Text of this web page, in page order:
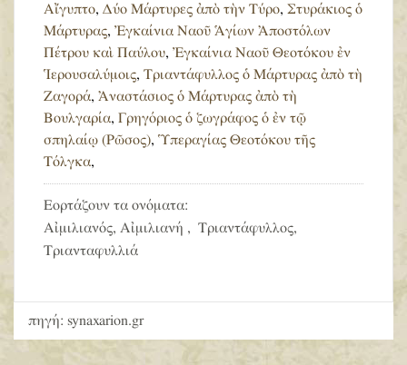
Αἴγυπτο, Δύο Μάρτυρες ἀπὸ τὴν Τύρο, Στυράκιος ὁ
Μάρτυρας, Ἐγκαίνια Ναοῦ Ἁγίων Ἀποστόλων
Πέτρου καὶ Παύλου, Ἐγκαίνια Ναοῦ Θεοτόκου ἐν
Ἱερουσαλύμοις, Τριαντάφυλλος ὁ Μάρτυρας ἀπὸ τὴ
Ζαγορά, Ἀναστάσιος ὁ Μάρτυρας ἀπὸ τὴ
Βουλγαρία, Γρηγόριος ὁ ζωγράφος ὁ ἐν τῷ
σπηλαίῳ (Ρῶσος), Ὑπεραγίας Θεοτόκου τῆς
Τόλγκα,
Εορτάζουν τα ονόματα:
Αἰμιλιανός, Αἰμιλιανή , Τριαντάφυλλος,
Τριανταφυλλιά
πηγή: synaxarion.gr